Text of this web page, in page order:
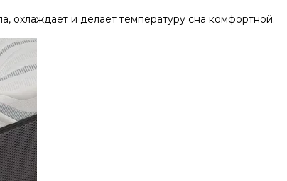
охлаждает и делает температуру сна комфортной.